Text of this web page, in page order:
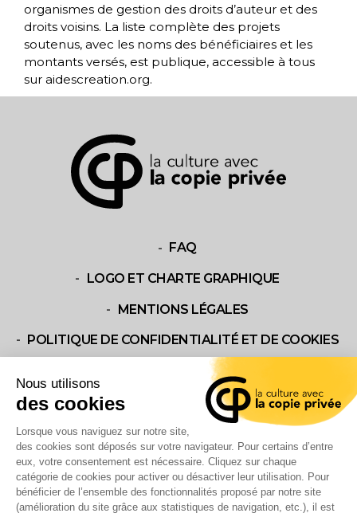
organismes de gestion des droits d’auteur et des
droits voisins. La liste complète des projets
soutenus, avec les noms des bénéficiaires et les
montants versés, est publique, accessible à tous
sur aidescreation.org.
FAQ
LOGO ET CHARTE GRAPHIQUE
MENTIONS LÉGALES
POLITIQUE DE CONFIDENTIALITÉ ET DE COOKIES
NOUS CONTACTER
CONTACT US
QU’EST-CE QUE LA COPIE PRIVÉE?